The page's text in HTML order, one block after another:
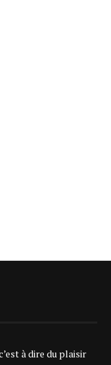
à dire du plaisir